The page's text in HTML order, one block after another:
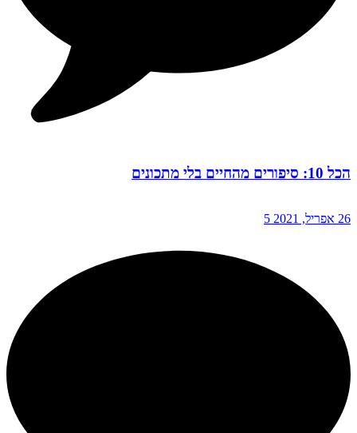
הכל 10: סיפורים מהחיים בלי מתכונים
26 אפריל, 2021 5